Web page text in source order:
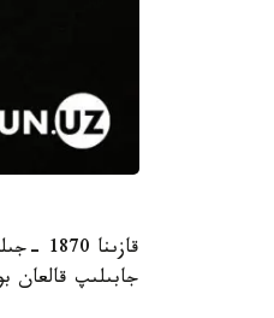
جابىلىپ قالعان